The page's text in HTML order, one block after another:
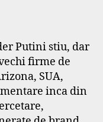
Putini stiu, dar
firme de
SUA,
inca din